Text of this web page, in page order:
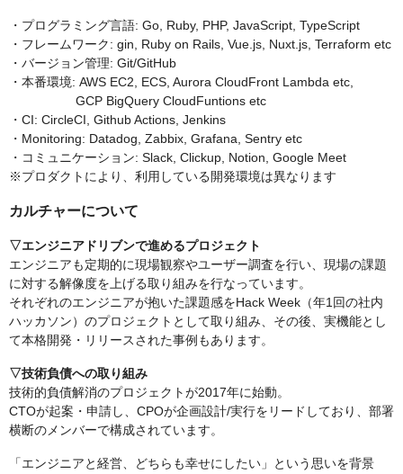
・プログラミング言語: Go, Ruby, PHP, JavaScript, TypeScript
・フレームワーク: gin, Ruby on Rails, Vue.js, Nuxt.js, Terraform etc
・バージョン管理: Git/GitHub
・本番環境: AWS EC2, ECS, Aurora CloudFront Lambda etc,
GCP BigQuery CloudFuntions etc
・CI: CircleCI, Github Actions, Jenkins
・Monitoring: Datadog, Zabbix, Grafana, Sentry etc
・コミュニケーション: Slack, Clickup, Notion, Google Meet
※プロダクトにより、利用している開発環境は異なります
カルチャーについて
▽エンジニアドリブンで進めるプロジェクト
エンジニアも定期的に現場観察やユーザー調査を行い、現場の課題
に対する解像度を上げる取り組みを行なっています。
それぞれのエンジニアが抱いた課題感をHack Week（年1回の社内
ハッカソン）のプロジェクトとして取り組み、その後、実機能とし
て本格開発・リリースされた事例もあります。
▽技術負債への取り組み
技術的負債解消のプロジェクトが2017年に始動。
CTOが起案・申請し、CPOが企画設計/実行をリードしており、部署
横断のメンバーで構成されています。
「エンジニアと経営、どちらも幸せにしたい」という思いを背景